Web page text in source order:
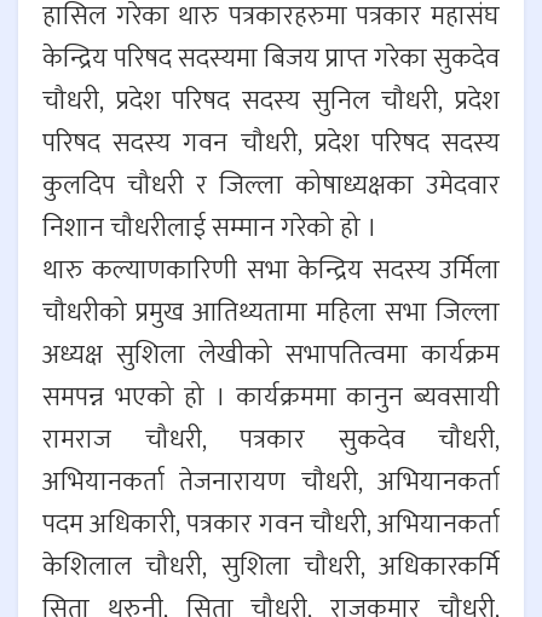
हासिल गरेका थारु पत्रकारहरुमा पत्रकार महासंघ
केन्द्रिय परिषद सदस्यमा बिजय प्राप्त गरेका सुकदेव
चौधरी, प्रदेश परिषद सदस्य सुनिल चौधरी, प्रदेश
परिषद सदस्य गवन चौधरी, प्रदेश परिषद सदस्य
कुलदिप चौधरी र जिल्ला कोषाध्यक्षका उमेदवार
निशान चौधरीलाई सम्मान गरेको हो ।
थारु कल्याणकारिणी सभा केन्द्रिय सदस्य उर्मिला
चौधरीको प्रमुख आतिथ्यतामा महिला सभा जिल्ला
अध्यक्ष सुशिला लेखीको सभापतित्वमा कार्यक्रम
समपन्न भएको हो । कार्यक्रममा कानुन ब्यवसायी
रामराज चौधरी, पत्रकार सुकदेव चौधरी,
अभियानकर्ता तेजनारायण चौधरी, अभियानकर्ता
पदम अधिकारी, पत्रकार गवन चौधरी, अभियानकर्ता
केशिलाल चौधरी, सुशिला चौधरी, अधिकारकर्मि